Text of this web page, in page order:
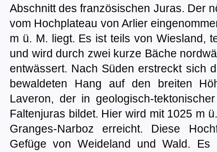
Abschnitt des französischen Juras. Der
vom Hochplateau von Arlier
m ü. M. liegt. Es ist teils von Wiesland,
und wird durch zwei kurze Bäche
entwässert. Nach Süden erstreckt sich
bewaldeten Hang auf den breiten
Laveron, der in geologisch-
Faltenjuras bildet. Hier wird mit 1025 m
Granges-Narboz erreicht. Diese
Gefüge von Weideland und Wald. Es